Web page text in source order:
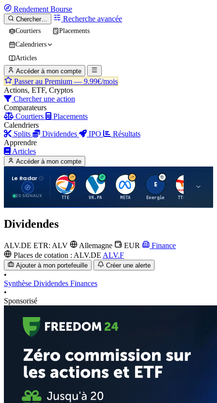
Rendement Bourse
Chercher… Recherche avancée
Courtiers
Placements
Calendriers
Articles
Accéder à mon compte
Passer au Premium — 9.99€/mois
Actions, ETF, Cryptos
Chercher une action
Comparateurs
Courtiers
Placements
Calendriers
Splits
Dividendes IPO
Résultats
Apprendre
Articles
Accéder à mon compte
Le Radar
20 SIGNAUX
T
TTE
V
VK.PA
M
META
E
Energie
T
TTE.PA
Dividendes
ALV.DE ETR: ALV Allemagne EUR
Finance
Places de cotation : ALV.DE ALV.F
Ajouter à mon portefeuille Créer une alerte
•
Synthèse Dividendes Finances
•
Sponsorisé